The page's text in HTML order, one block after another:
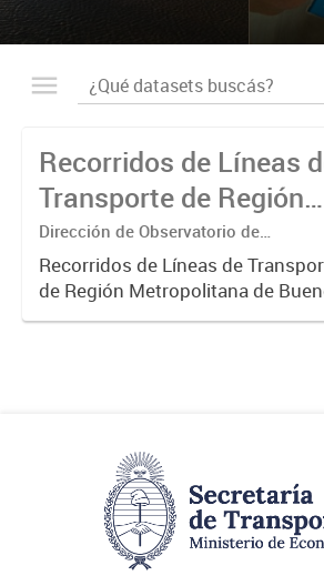
Recorridos de Líneas
Transporte de Región
Metropolitana de
Buenos Aires (RMBA)
Dirección de Observatorio de
Transporte, Estudio y Sistemas
Recorridos de Líneas de
de Región Metropolitana de
Aires (RMBA).-